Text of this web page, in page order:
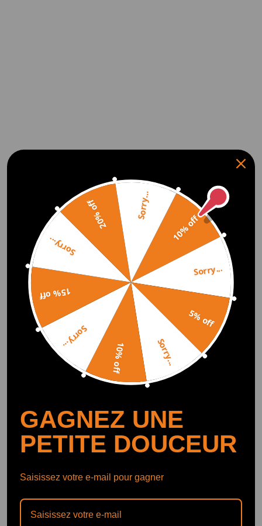
10% off
Sorry...
5% off
Sorry...
10% off
Sorry...
15% off
Sorry...
20% off Sorry...
GAGNEZ UNE
PETITE DOUCEUR
Saisissez votre e-mail pour gagner